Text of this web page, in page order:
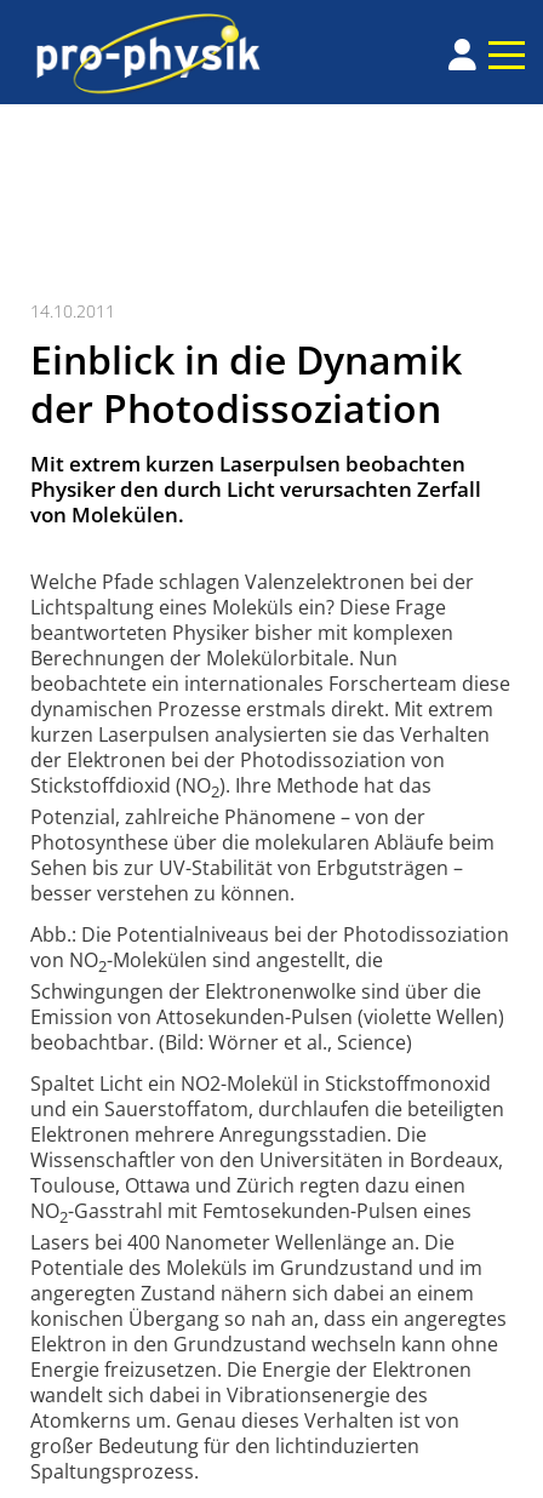
14.10.2011
Einblick in die Dynamik
der Photodissoziation
Mit extrem kurzen Laserpulsen beobachten
Physiker den durch Licht verursachten Zerfall
von Molekülen.
Welche Pfade schlagen Valenzelektronen bei der
Lichtspaltung eines Moleküls ein? Diese Frage
beantworteten Physiker bisher mit komplexen
Berechnungen der Molekülorbitale. Nun
beobachtete ein internationales Forscherteam diese
dynamischen Prozesse erstmals direkt. Mit extrem
kurzen Laserpulsen analysierten sie das Verhalten
der Elektronen bei der Photodissoziation von
Stickstoffdioxid (NO2). Ihre Methode hat das
Potenzial, zahlreiche Phänomene – von der
Photosynthese über die molekularen Abläufe beim
Sehen bis zur UV-Stabilität von Erbgutsträgen –
besser verstehen zu können.
Abb.: Die Potentialniveaus bei der Photodissoziation
von NO2-Molekülen sind angestellt, die
Schwingungen der Elektronenwolke sind über die
Emission von Attosekunden-Pulsen (violette Wellen)
beobachtbar. (Bild: Wörner et al., Science)
Spaltet Licht ein NO2-Molekül in Stickstoffmonoxid
und ein Sauerstoffatom, durchlaufen die beteiligten
Elektronen mehrere Anregungsstadien. Die
Wissenschaftler von den Universitäten in Bordeaux,
Toulouse, Ottawa und Zürich regten dazu einen
NO2-Gasstrahl mit Femtosekunden-Pulsen eines
Lasers bei 400 Nanometer Wellenlänge an. Die
Potentiale des Moleküls im Grundzustand und im
angeregten Zustand nähern sich dabei an einem
konischen Übergang so nah an, dass ein angeregtes
Elektron in den Grundzustand wechseln kann ohne
Energie freizusetzen. Die Energie der Elektronen
wandelt sich dabei in Vibrationsenergie des
Atomkerns um. Genau dieses Verhalten ist von
großer Bedeutung für den lichtinduzierten
Spaltungsprozess.